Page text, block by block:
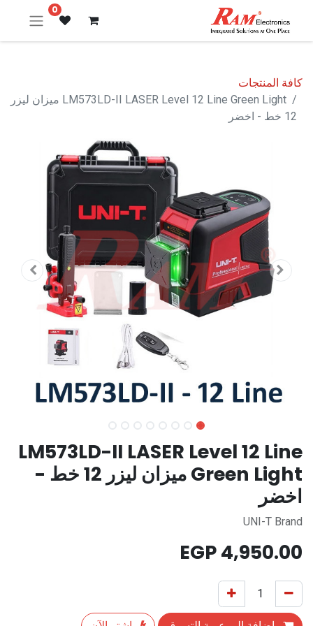
0
كافة المنتجات
LM573LD-II LASER Level 12 Line Green Light ميزان ليزر
12 خط - اخضر
LM573LD-II LASER Level 12 Line
Green Light ميزان ليزر 12 خط -
اخضر
UNI-T Brand
4,950.00